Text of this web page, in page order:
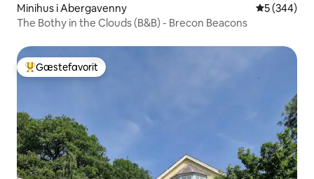
Minihus i Abergavenny 5 ud af 5 i
5 (344)
The Bothy in the Clouds (B&B) - Brecon Beacons
Bedste gæstefavorit
Gæstefavorit